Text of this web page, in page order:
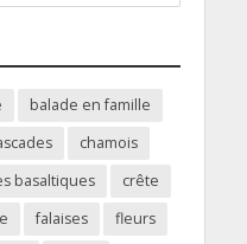
balade en famille
chamois
basaltiques
crête
falaises
fleurs